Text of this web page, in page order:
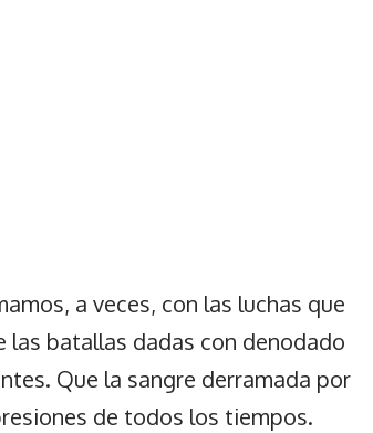
a veces, con las luchas que
las batallas dadas con denodado
Que la sangre derramada por
de todos los tiempos.